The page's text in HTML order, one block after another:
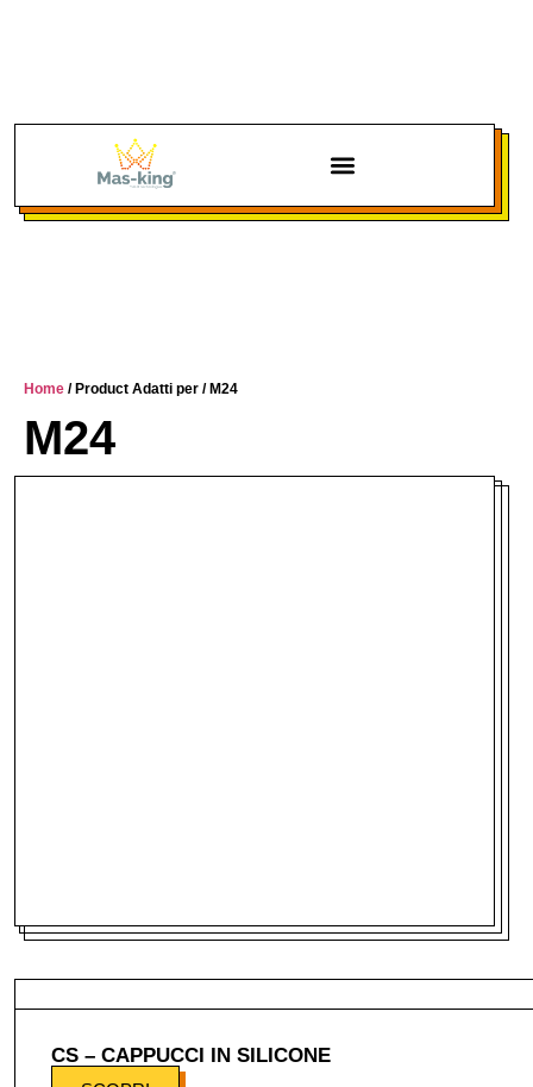
Home / Product Adatti per / M24
M24
CS – CAPPUCCI IN SILICONE